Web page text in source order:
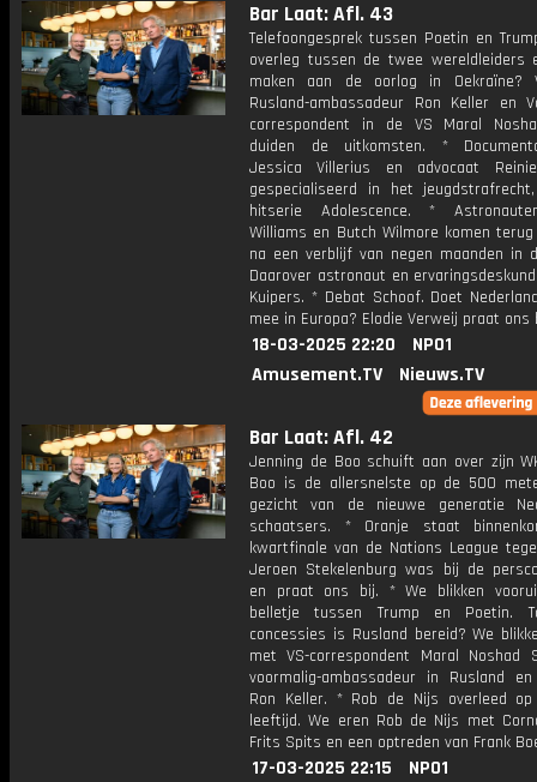
Bar Laat: Afl. 43
Telefoongesprek tussen Poetin en
overleg tussen de twee wereldleiders
maken aan de oorlog in Oekraïne?
Rusland-ambassadeur Ron Keller en
correspondent in de VS Maral
duiden de uitkomsten. *
Jessica Villerius en advocaat
gespecialiseerd in het
hitserie Adolescence. *
Williams en Butch Wilmore komen
na een verblijf van negen maanden in
Daarover astronaut en
Kuipers. * Debat Schoof. Doet
mee in Europa? Elodie Verweij praat ons
18-03-2025 22:20
NPO1
Amusement.TV
Nieuws.TV
Bar Laat: Afl. 42
Jenning de Boo schuift aan over zijn
Boo is de allersnelste op de 500
gezicht van de nieuwe generatie
schaatsers. * Oranje staat
kwartfinale van de Nations League
Jeroen Stekelenburg was bij de
en praat ons bij. * We blikken
belletje tussen Trump en Poetin.
concessies is Rusland bereid? We
met VS-correspondent Maral Noshad
voormalig-ambassadeur in Rusland en
Ron Keller. * Rob de Nijs overleed op
leeftijd. We eren Rob de Nijs met
Frits Spits en een optreden van Frank
17-03-2025 22:15
NPO1